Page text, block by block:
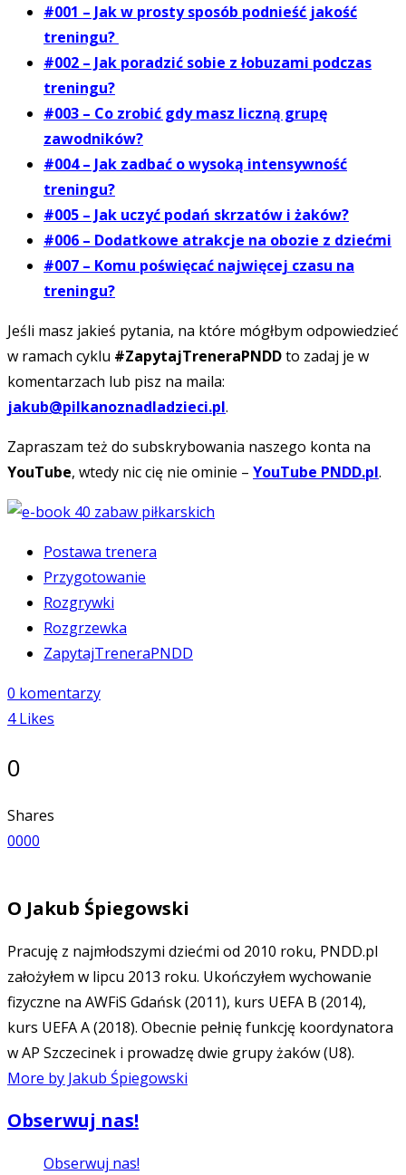
#001 – Jak w prosty sposób podnieść jakość
treningu?
#002 – Jak poradzić sobie z łobuzami podczas
treningu?
#003 – Co zrobić gdy masz liczną grupę
zawodników?
#004 – Jak zadbać o wysoką intensywność
treningu?
#005 – Jak uczyć podań skrzatów i żaków?
#006 – Dodatkowe atrakcje na obozie z dziećmi
#007 – Komu poświęcać najwięcej czasu na
treningu?
Jeśli masz jakieś pytania, na które mógłbym odpowiedzieć
w ramach cyklu #ZapytajTreneraPNDDto zadaj je w
komentarzach lub pisz na maila:
jakub@pilkanoznadladzieci.pl.
Zapraszam też do subskrybowania naszego konta na
YouTube, wtedy nic cię nie ominie – YouTube PNDD.pl.
Postawa trenera
Przygotowanie
Rozgrywki
Rozgrzewka
ZapytajTreneraPNDD
0 komentarzy
4Likes
0
Shares
0000
O Jakub Śpiegowski
Pracuję z najmłodszymi dziećmi od 2010 roku, PNDD.pl
założyłem w lipcu 2013 roku. Ukończyłem wychowanie
fizyczne na AWFiS Gdańsk (2011), kurs UEFA B (2014),
kurs UEFA A (2018). Obecnie pełnię funkcję koordynatora
w AP Szczecinek i prowadzę dwie grupy żaków (U8).
More by Jakub Śpiegowski
Obserwuj nas!
Obserwuj nas!